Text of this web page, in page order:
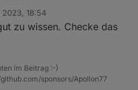
Dann Meross von Github
zurück auf die aktuelle
den Adapter kommplett zu
ich ihn neu installiert und
2023, 18:54
zu wissen. Checke das
im Beitrag :-)
sponsors/Apollon77